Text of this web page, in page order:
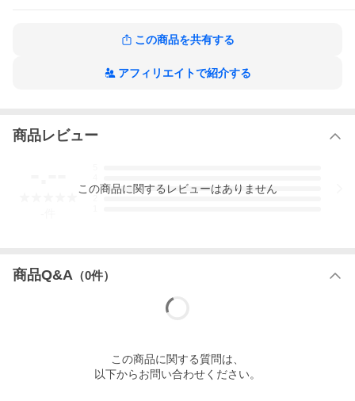
便利なフロントポケットを備えたスリムでコンパクトなショル
ダーバッグ。メイン収納はジッパーとマグネットで閉じること
マグネット付きジッパー開閉式メイン収納 ｜ ジッパー付き内ポ
キャリーバッグのダイアルロック設定方法
この商品を共有する
アフィリエイトで紹介する
商品レビュー
3
この商品に関するレビューはありません
商品Q&A （0件）
この商品に関する質問は、
以下からお問い合わせください。